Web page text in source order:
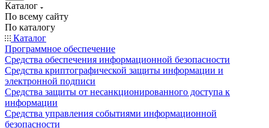
Каталог
По всему сайту
По каталогу
Каталог
Программное обеспечение
Средства обеспечения информационной безопасности
Средства криптографической защиты информации и
электронной подписи
Средства защиты от несанкционированного доступа к
информации
Средства управления событиями информационной
безопасности